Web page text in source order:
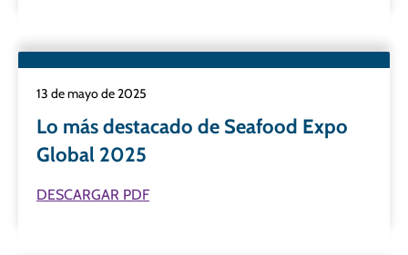
13 de mayo de 2025
Lo más destacado de Seafood Expo
Global 2025
DESCARGAR PDF